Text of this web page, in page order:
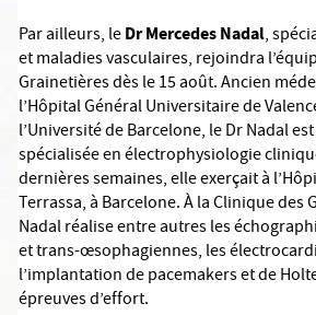
Par ailleurs, leDr Mercedes Nadal,
et maladies vasculaires, rejoindra
Grainetières dès le 15 août. Ancien
l’Hôpital Général Universitaire de
l’Université de Barcelone, le Dr Nadal
spécialisée en électrophysiologie
dernières semaines, elle exerçait à
Terrassa, à Barcelone. À la Clinique des
Nadal réalise entre autres les
et trans-œsophagiennes, les
l’implantation de pacemakers et de
épreuves d’effort.